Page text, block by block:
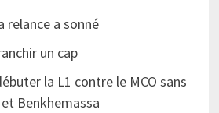
relance a sonné
un cap
la L1 contre le MCO sans
Benkhemassa